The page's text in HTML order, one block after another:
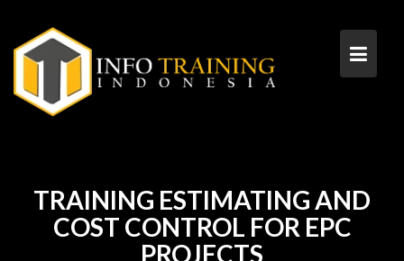
content
TRAINING ESTIMATING AND
COST CONTROL FOR EPC
PROJECTS